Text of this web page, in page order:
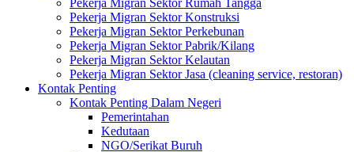
Pekerja Migran Sektor Rumah Tangga
Pekerja Migran Sektor Konstruksi
Pekerja Migran Sektor Perkebunan
Pekerja Migran Sektor Pabrik/Kilang
Pekerja Migran Sektor Kelautan
Pekerja Migran Sektor Jasa (cleaning service, restoran)
Kontak Penting
Kontak Penting Dalam Negeri
Pemerintahan
Kedutaan
NGO/Serikat Buruh